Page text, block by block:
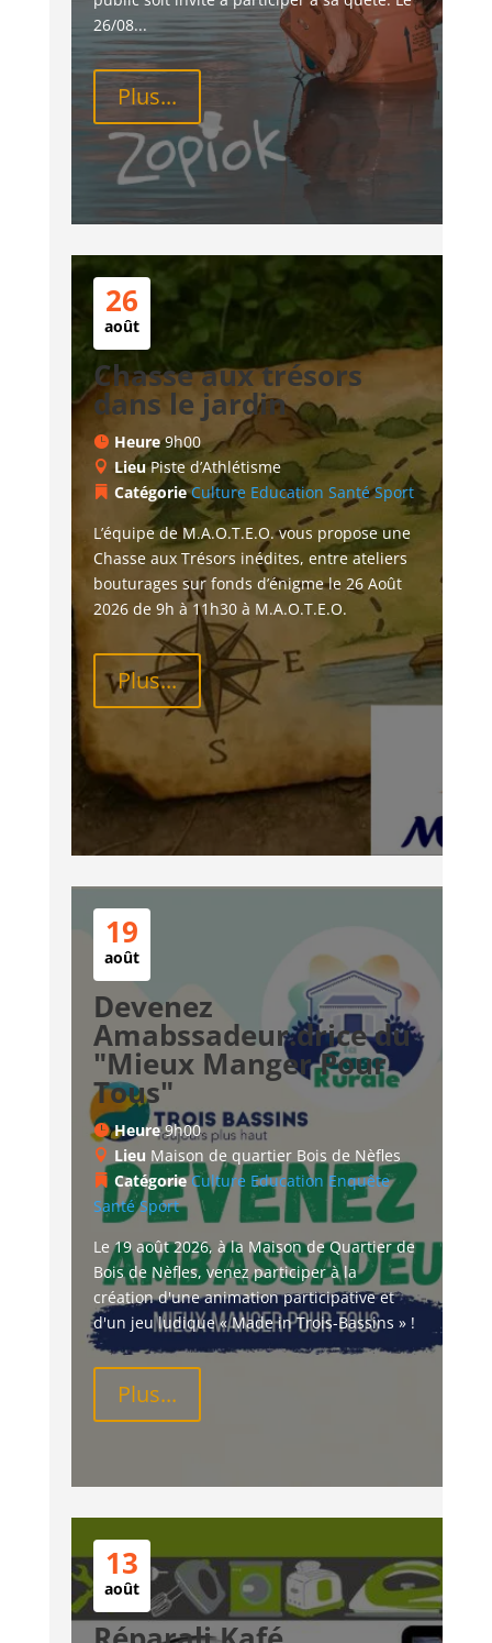
26/08...
Plus...
26
août
Chasse aux trésors
dans le jardin
Heure9h00
LieuPiste d’Athlétisme
CatégorieCulture Education Santé Sport
L’équipe de M.A.O.T.E.O. vous propose une
Chasse aux Trésors inédites, entre ateliers
bouturages sur fonds d’énigme le 26 Août
2026 de 9h à 11h30 à M.A.O.T.E.O.
Plus...
19
août
Devenez
Amabssadeur.drice du
"Mieux Manger Pour
Tous"
Heure9h00
Lieu Maison de quartier Bois de Nèfles
CatégorieCulture Education Enquête
Santé Sport
Le 19 août 2026, à la Maison de Quartier de
Bois de Nèfles, venez participer à la
création d'une animation participative et
d'un jeu ludique « Made in Trois-Bassins » !
Plus...
13
août